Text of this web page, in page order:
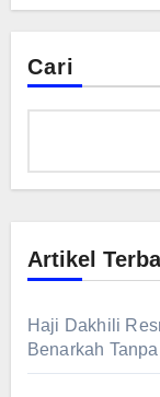
Cari
Artikel
Haji Dakhili
Benarkah